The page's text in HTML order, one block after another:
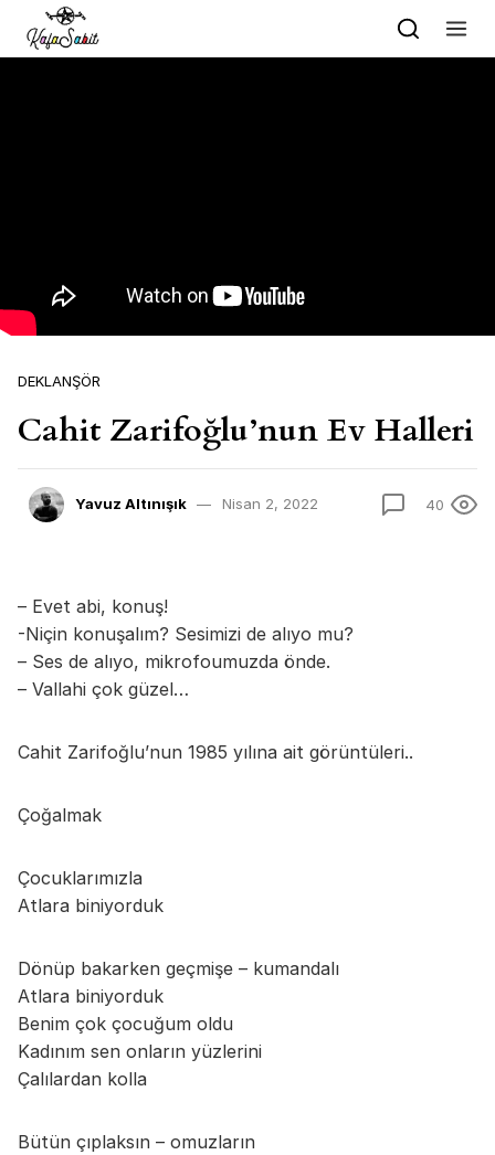
Skip to content
DEKLANŞÖR
Cahit Zarifoğlu’nun Ev Halleri
Yavuz Altınışık Nisan 2, 2022 40
– Evet abi, konuş!
-Niçin konuşalım? Sesimizi de alıyo mu?
– Ses de alıyo, mikrofoumuzda önde.
– Vallahi çok güzel…
Cahit Zarifoğlu’nun 1985 yılına ait görüntüleri..
Çoğalmak
Çocuklarımızla
Atlara biniyorduk
Dönüp bakarken geçmişe – kumandalı
Atlara biniyorduk
Benim çok çocuğum oldu
Kadınım sen onların yüzlerini
Çalılardan kolla
Bütün çıplaksın – omuzların